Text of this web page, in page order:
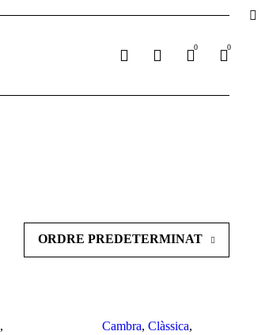
0
0
ORDRE PREDETERMINAT
,
Cambra, Clàssica,